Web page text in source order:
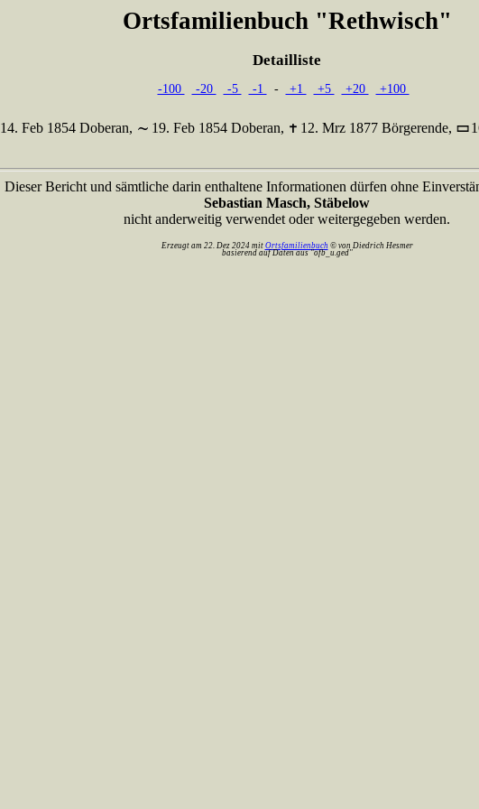
Ortsfamilienbuch "Rethwisch"
Detailliste
-100 -20 -5 -1 - +1 +5 +20 +100
14. Feb 1854 Doberan, 19. Feb 1854 Doberan, 12. Mrz 1877 Börgerende,
Dieser Bericht und sämtliche darin enthaltene Informationen dürfen ohne
Sebastian Masch, Stäbelow
nicht anderweitig verwendet oder weitergegeben werden.
Erzeugt am 22. Dez 2024 mit Ortsfamilienbuch © von Diedrich Hesmer
basierend auf Daten aus "ofb_u.ged"